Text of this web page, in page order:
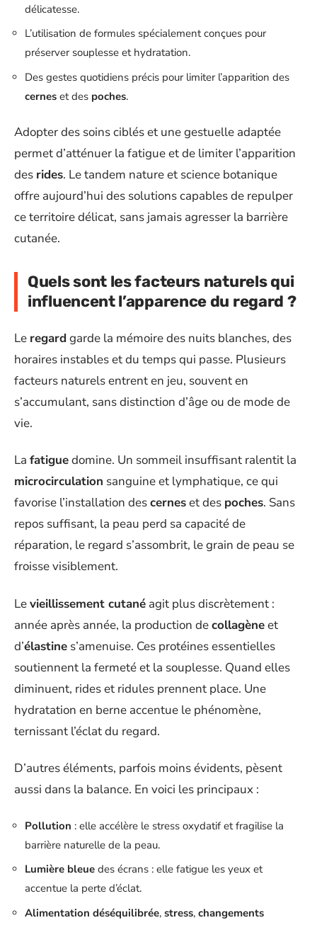
délicatesse.
L’utilisation de formules spécialement conçues pour
préserver souplesse et hydratation.
Des gestes quotidiens précis pour limiter l’apparition des
cernes et des poches.
Adopter des soins ciblés et une gestuelle adaptée
permet d’atténuer la fatigue et de limiter l’apparition
des rides. Le tandem nature et science botanique
offre aujourd’hui des solutions capables de repulper
ce territoire délicat, sans jamais agresser la barrière
cutanée.
Quels sont les facteurs naturels qui
influencent l’apparence du regard ?
Le regard garde la mémoire des nuits blanches, des
horaires instables et du temps qui passe. Plusieurs
facteurs naturels entrent en jeu, souvent en
s’accumulant, sans distinction d’âge ou de mode de
vie.
La fatiguedomine. Un sommeil insuffisant ralentit la
microcirculation sanguine et lymphatique, ce qui
favorise l’installation descerneset des poches. Sans
repos suffisant, la peau perd sa capacité de
réparation, le regard s’assombrit, le grain de peau se
froisse visiblement.
Levieillissement cutané agit plus discrètement :
année après année, la production decollagèneet
d’élastine s’amenuise. Ces protéines essentielles
soutiennent la fermeté et la souplesse. Quand elles
diminuent, rides et ridules prennent place. Une
hydratation en berne accentue le phénomène,
ternissant l’éclat du regard.
D’autres éléments, parfois moins évidents, pèsent
aussi dans la balance. En voici les principaux :
Pollution : elle accélère le stress oxydatif et fragilise la
barrière naturelle de la peau.
Lumière bleue des écrans : elle fatigue les yeux et
accentue la perte d’éclat.
Alimentation déséquilibrée, stress, changements